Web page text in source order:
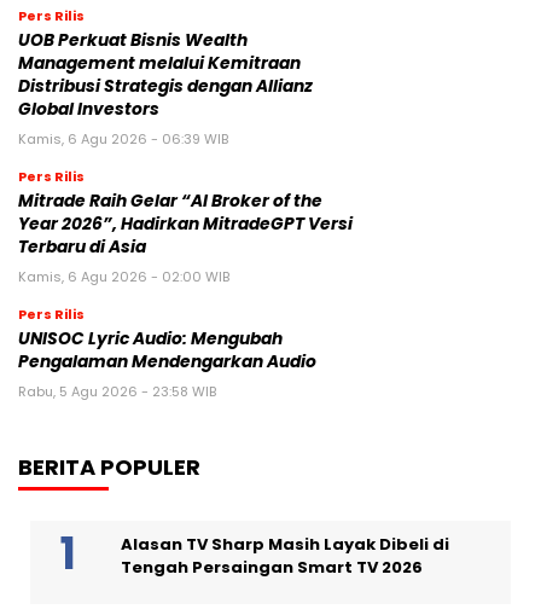
Pers Rilis
UOB Perkuat Bisnis Wealth
Management melalui Kemitraan
Distribusi Strategis dengan Allianz
Global Investors
Kamis, 6 Agu 2026 - 06:39 WIB
Pers Rilis
Mitrade Raih Gelar “AI Broker of the
Year 2026”, Hadirkan MitradeGPT Versi
Terbaru di Asia
Kamis, 6 Agu 2026 - 02:00 WIB
Pers Rilis
UNISOC Lyric Audio: Mengubah
Pengalaman Mendengarkan Audio
Rabu, 5 Agu 2026 - 23:58 WIB
BERITA POPULER
Alasan TV Sharp Masih Layak Dibeli di
Tengah Persaingan Smart TV 2026